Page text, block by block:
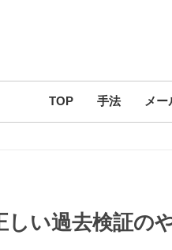
TOP 手法 メー
しい過去検証の